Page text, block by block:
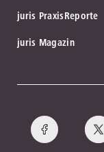
juris PraxisReporte
juris Magazin